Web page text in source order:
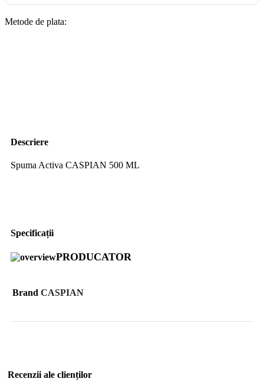
Metode de plata:
Descriere
Spuma Activa CASPIAN 500 ML
Specificații
PRODUCATOR
Brand CASPIAN
Recenzii ale clienților